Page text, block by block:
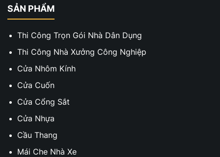
SẢN PHẨM
Thi Công Trọn Gói Nhà Dân Dụng
Thi Công Nhà Xưởng Công Nghiệp
Cửa Nhôm Kính
Cửa Cuốn
Cửa Cổng Sắt
Cửa Nhựa
Cầu Thang
Mái Che Nhà Xe